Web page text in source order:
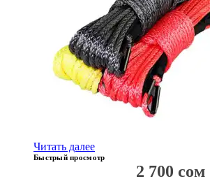
Читать далее
Быстрый просмотр
2 700 сом